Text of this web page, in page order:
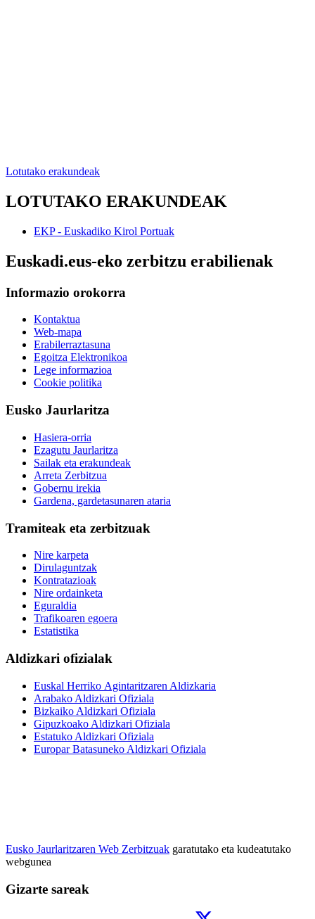
Lotutako erakundeak
LOTUTAKO ERAKUNDEAK
EKP - Euskadiko Kirol Portuak
Euskadi.eus-eko zerbitzu erabilienak
Informazio orokorra
Kontaktua
Web-mapa
Erabilerraztasuna
Egoitza Elektronikoa
Lege informazioa
Cookie politika
Eusko Jaurlaritza
Hasiera-orria
Ezagutu Jaurlaritza
Sailak eta erakundeak
Arreta Zerbitzua
Gobernu irekia
Gardena, gardetasunaren ataria
Tramiteak eta zerbitzuak
Nire karpeta
Dirulaguntzak
Kontratazioak
Nire ordainketa
Eguraldia
Trafikoaren egoera
Estatistika
Aldizkari ofizialak
Euskal Herriko Agintaritzaren Aldizkaria
Arabako Aldizkari Ofiziala
Bizkaiko Aldizkari Ofiziala
Gipuzkoako Aldizkari Ofiziala
Estatuko Aldizkari Ofiziala
Europar Batasuneko Aldizkari Ofiziala
Eusko Jaurlaritzaren Web Zerbitzuak garatutako eta kudeatutako
webgunea
Gizarte sareak